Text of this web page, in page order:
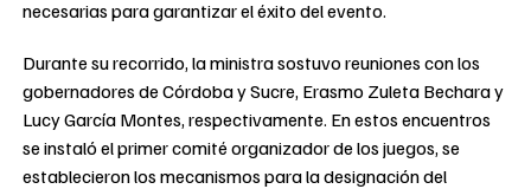
necesarias para garantizar el éxito del evento.
Durante su recorrido, la ministra sostuvo reuniones con los
gobernadores de Córdoba y Sucre, Erasmo Zuleta Bechara y
Lucy García Montes, respectivamente. En estos encuentros
se instaló el primer comité organizador de los juegos, se
establecieron los mecanismos para la designación del